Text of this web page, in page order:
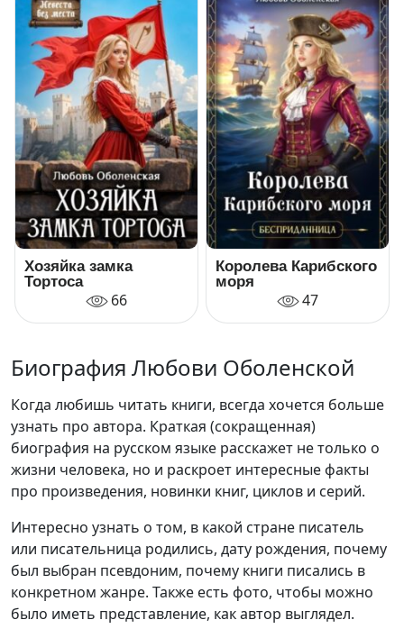
Хозяйка замка
Тортоса
66
Королева Карибского
моря
47
Биография Любови Оболенской
Когда любишь читать книги, всегда хочется больше
узнать про автора. Краткая (сокращенная)
биография на русском языке расскажет не только о
жизни человека, но и раскроет интересные факты
про произведения, новинки книг, циклов и серий.
Интересно узнать о том, в какой стране писатель
или писательница родились, дату рождения, почему
был выбран псевдоним, почему книги писались в
конкретном жанре. Также есть фото, чтобы можно
было иметь представление, как автор выглядел.